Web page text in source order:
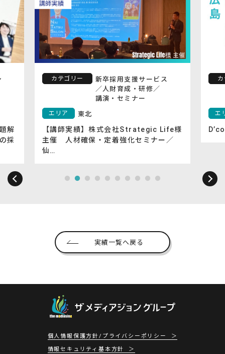
新卒採用支援サービス
】株式会社Strategic Life様
保・定着強化セミナー／
カテゴリー
出版
D’companiesVOL.08を発
実績一覧へ戻る
個人情報保護方針/プライバシーポリシー
情報セキュリティ基本方針